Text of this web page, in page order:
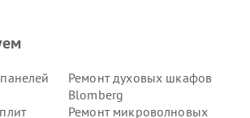
Ремонт духовых шкафов
Blomberg
Ремонт микроволновых